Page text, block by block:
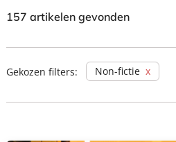
157 artikelen gevonden
Gekozen filters: Non-fictie